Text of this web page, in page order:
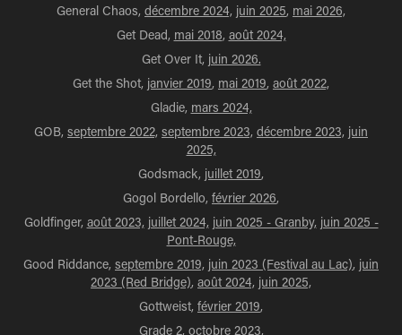
General Chaos, décembre 2024, juin 2025, mai 2026,
Get Dead, mai 2018, août 2024,
Get Over It, juin 2026.
Get the Shot, janvier 2019, mai 2019, août 2022,
Gladie, mars 2024,
GOB, septembre 2022, septembre 2023, décembre 2023, juin
2025,
Godsmack, juillet 2019,
Gogol Bordello, février 2026,
Goldfinger, août 2023, juillet 2024, juin 2025 - Granby, juin 2025 -
Pont-Rouge,
Good Riddance, septembre 2019, juin 2023 (Festival au Lac), juin
2023 (Red Bridge), août 2024, juin 2025,
Gottweist, février 2019,
Grade 2, octobre 2023,